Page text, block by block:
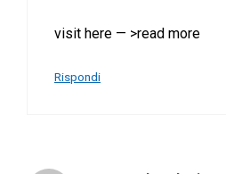
visit here — >read more
Rispondi